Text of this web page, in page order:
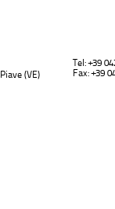
(VE)
Tel: +39
Fax: +39